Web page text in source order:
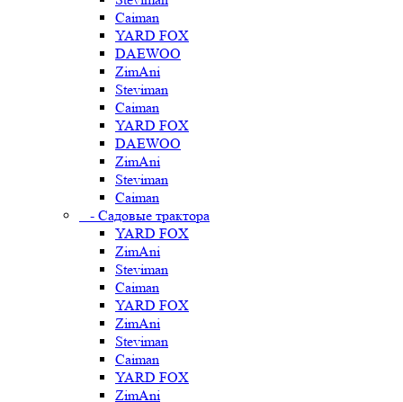
Caiman
YARD FOX
DAEWOO
ZimAni
Steviman
Caiman
YARD FOX
DAEWOO
ZimAni
Steviman
Caiman
- Садовые трактора
YARD FOX
ZimAni
Steviman
Caiman
YARD FOX
ZimAni
Steviman
Caiman
YARD FOX
ZimAni